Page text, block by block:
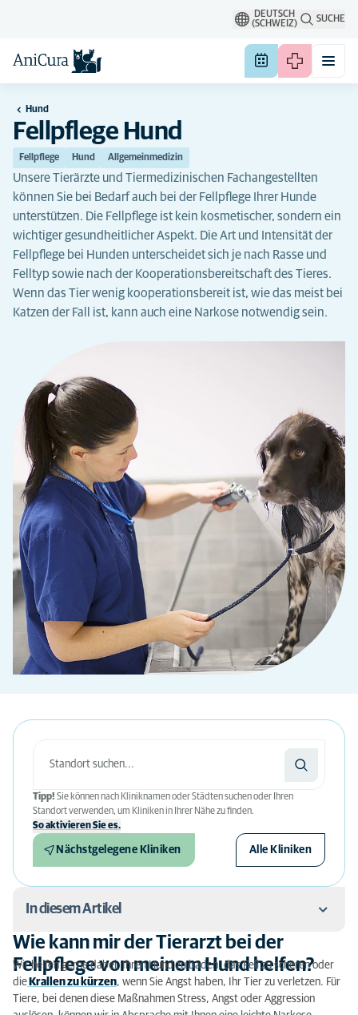
DEUTSCH
(SCHWEIZ)
SUCHE
Hund
Fellpflege Hund
Fellpflege Hund Allgemeinmedizin
Unsere Tierärzte und Tiermedizinischen Fachangestellten
können Sie bei Bedarf auch bei der Fellpflege Ihrer Hunde
unterstützen. Die Fellpflege ist kein kosmetischer, sondern ein
wichtiger gesundheitlicher Aspekt. Die Art und Intensität der
Fellpflege bei Hunden unterscheidet sich je nach Rasse und
Felltyp sowie nach der Kooperationsbereitschaft des Tieres.
Wenn das Tier wenig kooperationsbereit ist, wie das meist bei
Katzen der Fall ist, kann auch eine Narkose notwendig sein.
Tipp! Sie können nach Kliniknamen oder Städten suchen oder Ihren
Standort verwenden, um Kliniken in Ihrer Nähe zu finden.
So aktivieren Sie es.
Nächstgelegene Kliniken Alle Kliniken
In diesem Artikel
Wie kann mir der Tierarzt bei der Fellpflege von
meinem Hund helfen?
Fellpflege Hund – Warum ist sie wichtig?
Wie kann mir der Tierarzt bei der
Fellpflege von meinem Hund helfen?
Wir helfen gerne dabei, Ihren Hund zu baden, das Fell zu scheren oder
die Krallen zu kürzen, wenn Sie Angst haben, Ihr Tier zu verletzen. Für
Tiere, bei denen diese Maßnahmen Stress, Angst oder Aggression